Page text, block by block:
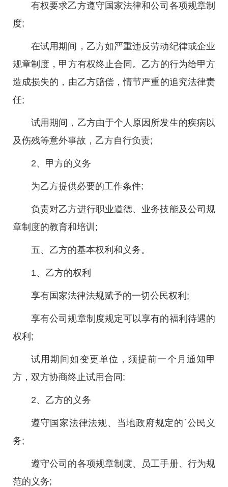
有权要求乙方遵守国家法律和公司各项规章制
度;
在试用期间，乙方如严重违反劳动纪律或企业
规章制度，甲方有权终止合同。乙方的行为给甲方
造成损失的，由乙方赔偿，情节严重的追究法律责
任;
试用期间，乙方由于个人原因所发生的疾病以
及伤残等意外事故，乙方自行负责;
2、甲方的义务
为乙方提供必要的工作条件;
负责对乙方进行职业道德、业务技能及公司规
章制度的教育和培训;
五、乙方的基本权利和义务。
1、乙方的权利
享有国家法律法规赋予的一切公民权利;
享有公司规章制度规定可以享有的福利待遇的
权利;
试用期间如变更单位，须提前一个月通知甲
方，双方协商终止试用合同;
2、乙方的义务
遵守国家法律法规、当地政府规定的`公民义
务;
遵守公司的各项规章制度、员工手册、行为规
范的义务;